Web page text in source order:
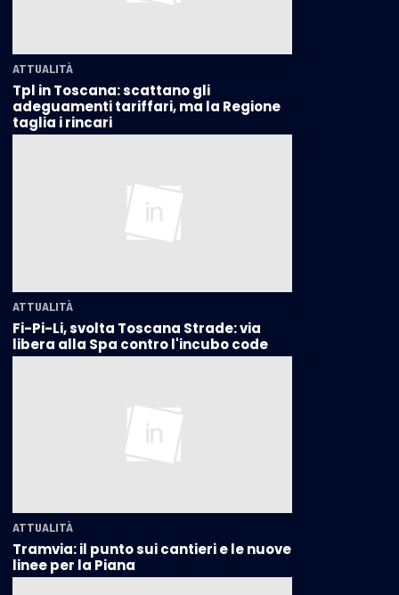
ATTUALITÀ
Tpl in Toscana: scattano gli
adeguamenti tariffari, ma la Regione
taglia i rincari
ATTUALITÀ
Fi-Pi-Li, svolta Toscana Strade: via
libera alla Spa contro l'incubo code
ATTUALITÀ
Tramvia: il punto sui cantieri e le nuove
linee per la Piana